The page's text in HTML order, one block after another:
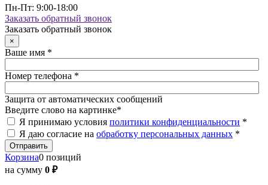
Пн-Пт: 9:00-18:00
Заказать обратный звонок
Заказать обратный звонок
×
Ваше имя *
Номер телефона *
Защита от автоматических сообщений
Введите слово на картинке*
Я принимаю условия политики конфиденциальности *
Я даю согласие на обработку персональных данных *
Корзина0 позиций
на сумму 0 ₽